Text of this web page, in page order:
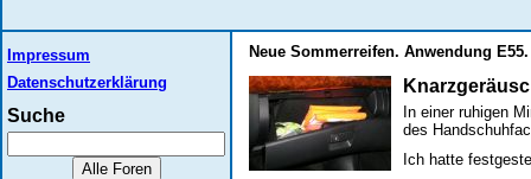
Impressum
Datenschutzerklärung
Suche
Neue Sommerreifen. Anwendung
In einer ruhigen
des
Ich hatte